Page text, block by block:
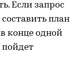
Если запрос
план
конце одной
пойдет